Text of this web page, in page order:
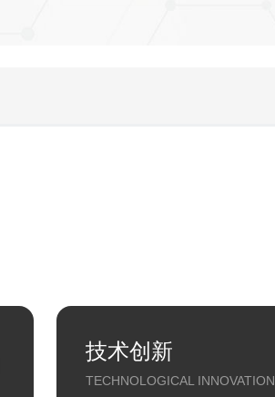
技术创新
TECHNOLOGICAL INNOVATION